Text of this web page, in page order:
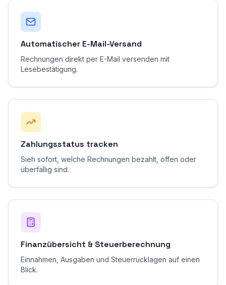
Automatischer E-Mail-Versand
Rechnungen direkt per E-Mail versenden mit
Lesebestätigung.
Zahlungsstatus tracken
Sieh sofort, welche Rechnungen bezahlt, offen oder
überfällig sind.
Finanzübersicht & Steuerberechnung
Einnahmen, Ausgaben und Steuerrücklagen auf einen
Blick.